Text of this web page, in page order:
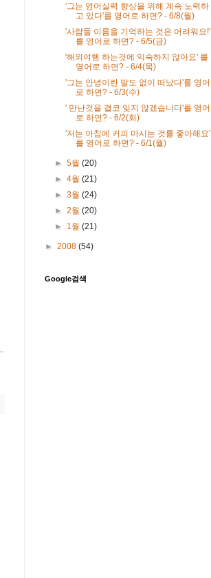
'그는 영어실력 향상을 위해 계속 노력하
고 있다'를 영어로 하면? - 6/8(월)
'사람들 이름을 기억하는 것은 어려워요!'
를 영어로 하면? - 6/5(금)
'해외여행 하는것에 익숙하지 않아요' 를
영어로 하면? - 6/4(목)
'그는 안녕이란 말도 없이 떠났다'를 영어
로 하면? - 6/3(수)
' 만난것을 결코 잊지 않겠습니다'를 영어
로 하면? - 6/2(화)
'저는 아침에 커피 마시는 것를 좋아해요'
를 영어로 하면? - 6/1(월)
►5월(20)
►4월(21)
►3월(24)
►2월(20)
► 1월(21)
► 2008 (54)
Google검색